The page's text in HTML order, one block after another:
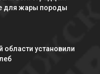
для жары породы
области установили